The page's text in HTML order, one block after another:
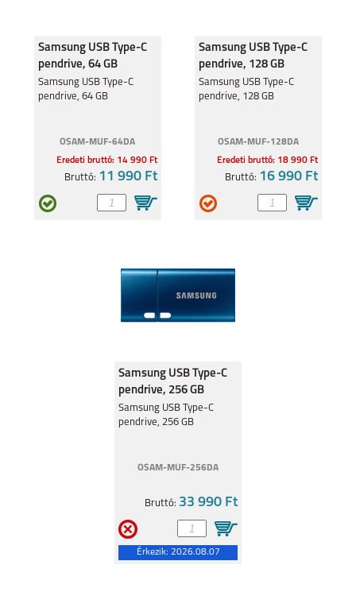
GOOGLE PIXEL 8A
Samsung USB Type-C
pendrive, 64 GB
Samsung USB Type-C
pendrive, 64 GB
OSAM-MUF-64DA
Eredeti bruttó: 14 990 Ft
Bruttó: 11 990 Ft
Samsung USB Type-C
pendrive, 128 GB
Samsung USB Type-C
pendrive, 128 GB
OSAM-MUF-128DA
Eredeti bruttó: 18 990 Ft
Bruttó: 16 990 Ft
Samsung USB Type-C
pendrive, 256 GB
Samsung USB Type-C
pendrive, 256 GB
OSAM-MUF-256DA
Bruttó: 33 990 Ft
Érkezik: 2026.08.07